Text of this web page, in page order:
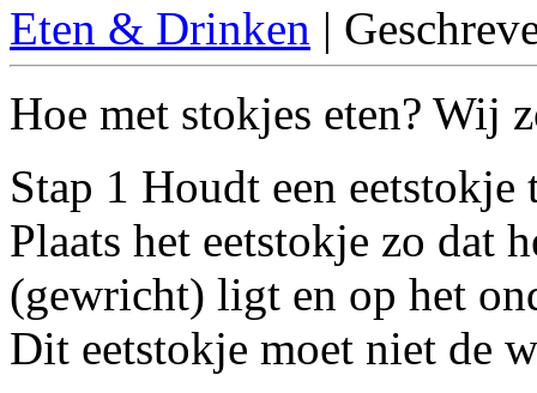
Eten & Drinken |
Hoe met stokjes eten? Wij
Stap 1 Houdt een
Plaats het eetstokje zo dat
(gewricht) ligt en op het
Dit eetstokje moet niet de